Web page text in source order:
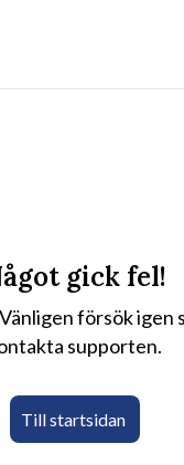
gick fel!
försök igen
supporten.
Till startsidan